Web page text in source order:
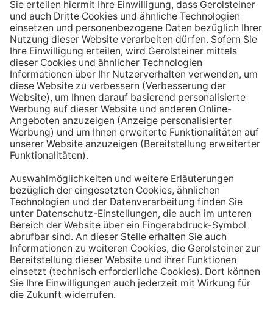
Über Nacht verliert dein Körper Flüssigkeit. Um gut in
den Tag zu starten, solltest du deshalb direkt nach dem
Aufstehen ein großes Glas Wasser trinken. Stelle dir
zum Beispiel eine Flasche Mineralwasser direkt ans
Bett, damit du dieses kleine Morgenritual sofort
durchführen kannst.
Tipp #3: Vor und während jeder Mahlzeit
ein Glas Wasser trinken
Dadurch verknüpfst du das Trinken mit einem Ereignis.
einer Mahlzeit trinken, unterstützt du außerdem die
Produktion von Verdauungssäften. Zusätzlich fördert
das Trinken während des Essens das Sättigungsgefühl.
Tipp #4: Peppe dein Wasser auf
Wenn dir der Geschmack von purem Mineralwasser
nicht reichen sollte, dann kannst du deine Getränke mit
einfachen Mitteln verfeinern. Mische dir einfach